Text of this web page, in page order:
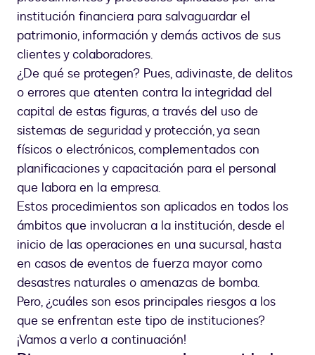
institución financiera para salvaguardar el
patrimonio, información y demás activos de sus
clientes y colaboradores.
¿De qué se protegen? Pues, adivinaste, de delitos
o errores que atenten contra la integridad del
capital de estas figuras, a través del uso de
sistemas de seguridad y protección, ya sean
físicos o electrónicos, complementados con
planificaciones y capacitación para el personal
que labora en la empresa.
Estos procedimientos son aplicados en todos los
ámbitos que involucran a la institución, desde el
inicio de las operaciones en una sucursal, hasta
en casos de eventos de fuerza mayor como
desastres naturales o amenazas de bomba.
Pero, ¿cuáles son esos principales riesgos a los
que se enfrentan este tipo de instituciones?
¡Vamos a verlo a continuación!